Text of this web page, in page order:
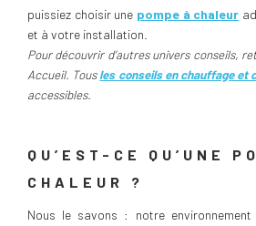
puissiez choisir une pompe à chaleur
et à votre installation.
Pour découvrir d’autres univers conseils,
Accueil. Tousles conseils en chauffage et
accessibles.
QU’EST-CE QU’UNE
CHALEUR ?
Nous le savons : notre